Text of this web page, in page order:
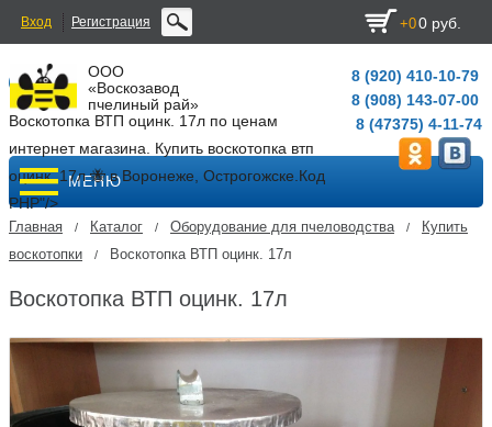
Вход Регистрация +00 руб.
ООО
«Воскозавод
пчелиный рай»
Воскотопка ВТП оцинк. 17л по ценам
интернет магазина. Купить воскотопка втп
оцинк. 17л 🐝 в Воронеже, Острогожске. Код
PHP"/>
8 (920) 410-10-79
8 (908) 143-07-00
8 (47375) 4-11-74
МЕНЮ
Главная / Каталог / Оборудование для пчеловодства /
Купить
воскотопки
/ Воскотопка ВТП оцинк. 17л
Воскотопка ВТП оцинк. 17л